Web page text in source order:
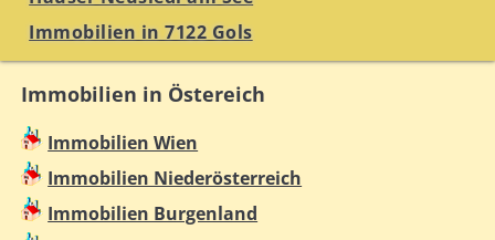
Immobilien in 7122 Gols
Immobilien in Östereich
Immobilien Wien
Immobilien Niederösterreich
Immobilien Burgenland